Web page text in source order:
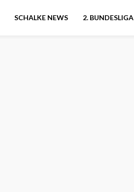
SCHALKE NEWS 2. BUNDESLIGA